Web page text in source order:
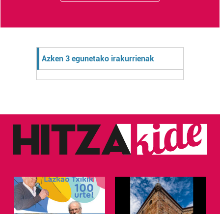
Azken 3 egunetako irakurrienak